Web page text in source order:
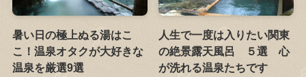
暑い日の極上ぬる湯はこ
こ！温泉オタクが大好きな
温泉を厳選9選
人生で一度は入りたい関東
の絶景露天風呂 ５選 心
が洗れる温泉たちです